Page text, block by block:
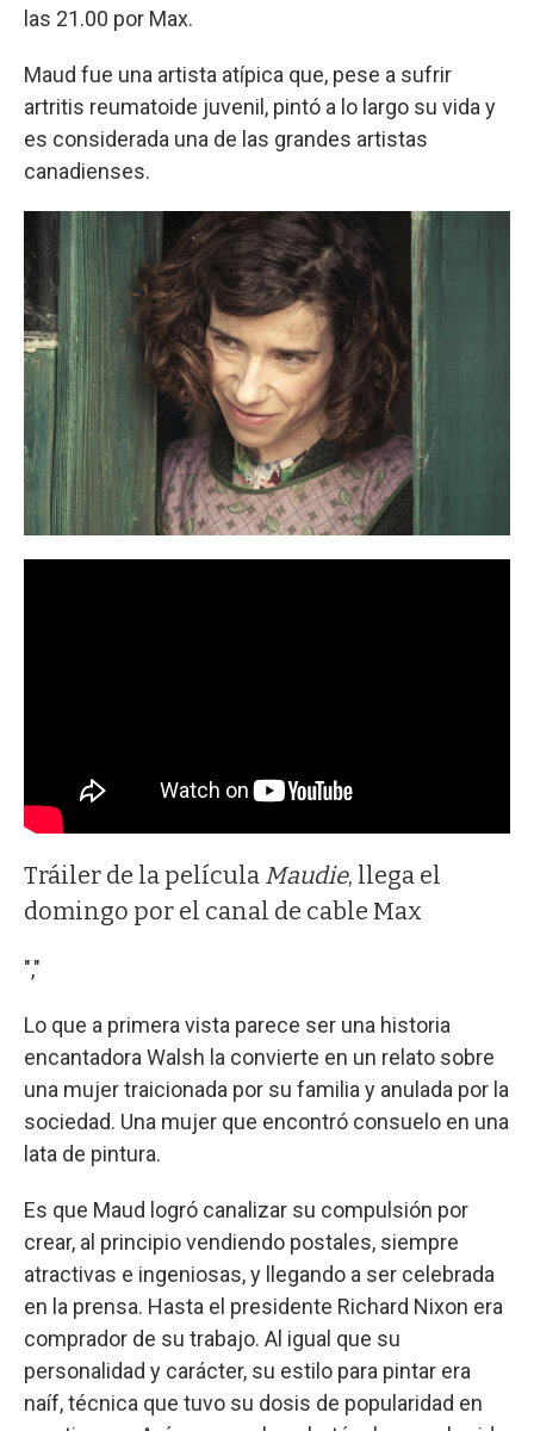
las 21.00 por Max.
Maud fue una artista atípica que, pese a sufrir
artritis reumatoide juvenil, pintó a lo largo su vida y
es considerada una de las grandes artistas
canadienses.
Tráiler de la película Maudie, llega el
domingo por el canal de cable Max
","
Lo que a primera vista parece ser una historia
encantadora Walsh la convierte en un relato sobre
una mujer traicionada por su familia y anulada por la
sociedad. Una mujer que encontró consuelo en una
lata de pintura.
Es que Maud logró canalizar su compulsión por
crear, al principio vendiendo postales, siempre
atractivas e ingeniosas, y llegando a ser celebrada
en la prensa. Hasta el presidente Richard Nixon era
comprador de su trabajo. Al igual que su
personalidad y carácter, su estilo para pintar era
naíf, técnica que tuvo su dosis de popularidad en